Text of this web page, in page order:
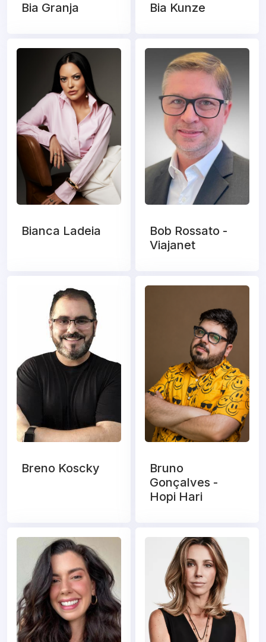
Bia Granja Bia Kunze
Bianca Ladeia
Bob Rossato -
Viajanet
Breno Koscky
Bruno
Gonçalves -
Hopi Hari